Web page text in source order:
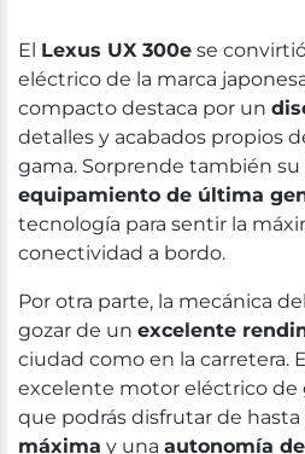
El Lexus UX 300e se
eléctrico de la marca
compacto destaca por un
detalles y acabados propios
gama. Sorprende también
equipamiento de última
tecnología para sentir la
conectividad a bordo.
Por otra parte, la mecánica
gozar de un excelente
ciudad como en la carretera.
excelente motor eléctrico de
que podrás disfrutar de hasta
máxima y una autonomía